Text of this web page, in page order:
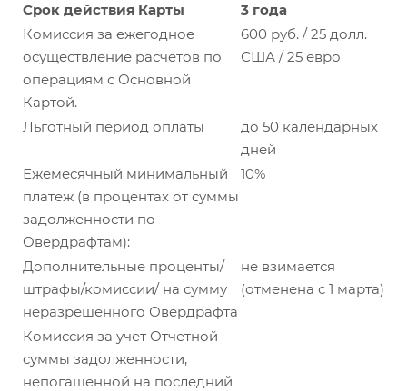
Срок действия Карты
3 года
Комиссия за ежегодное
осуществление расчетов по
операциям с Основной
Картой.
600 руб. / 25 долл.
США / 25 евро
Льготный период оплаты
до 50 календарных
дней
Ежемесячный минимальный
платеж (в процентах от суммы
задолженности по
Овердрафтам):
10%
Дополнительные проценты/
штрафы/комиссии/ на сумму
неразрешенного Овердрафта
не взимается
(отменена с 1 марта)
Комиссия за учет Отчетной
суммы задолженности,
непогашенной на последний